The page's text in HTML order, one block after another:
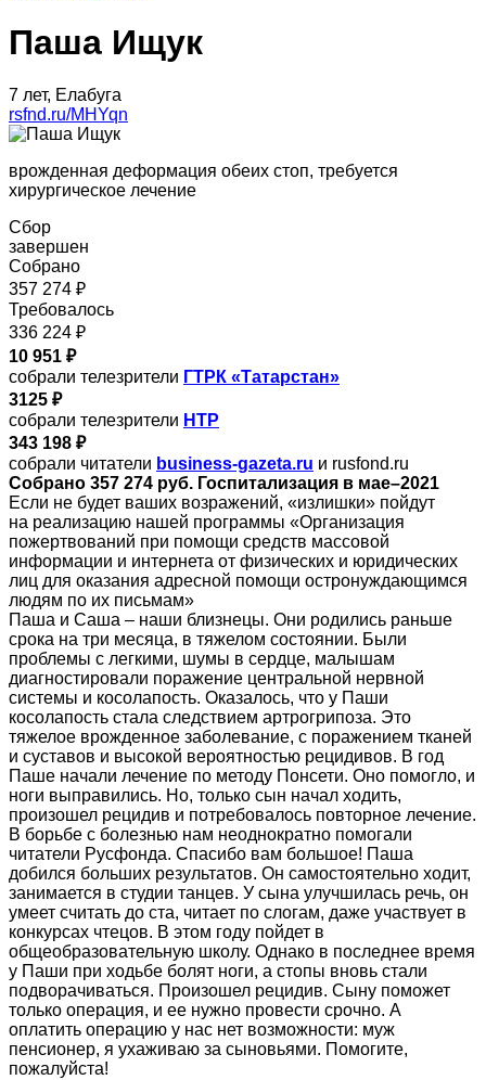
Паша Ищук
7 лет, Елабуга
rsfnd.ru/MHYqn
врожденная деформация обеих стоп, требуется
хирургическое лечение
Сбор
завершен
Собрано
357 274 ₽
Требовалось
336 224 ₽
10 951 ₽
собрали телезрители ГТРК «Татарстан»
3125 ₽
собрали телезрители НТР
343 198 ₽
собрали читатели business-gazeta.ru и rusfond.ru
Собрано 357 274 руб. Госпитализация в мае–2021
Если не будет ваших возражений, «излишки» пойдут
на реализацию нашей программы «Организация
пожертвований при помощи средств массовой
информации и интернета от физических и юридических
лиц для оказания адресной помощи остронуждающимся
людям по их письмам»
Паша и Саша – наши близнецы. Они родились раньше
срока на три месяца, в тяжелом состоянии. Были
проблемы с легкими, шумы в сердце, малышам
диагностировали поражение центральной нервной
системы и косолапость. Оказалось, что у Паши
косолапость стала следствием артрогрипоза. Это
тяжелое врожденное заболевание, с поражением тканей
и суставов и высокой вероятностью рецидивов. В год
Паше начали лечение по методу Понсети. Оно помогло, и
ноги выправились. Но, только сын начал ходить,
произошел рецидив и потребовалось повторное лечение.
В борьбе с болезнью нам неоднократно помогали
читатели Русфонда. Спасибо вам большое! Паша
добился больших результатов. Он самостоятельно ходит,
занимается в студии танцев. У сына улучшилась речь, он
умеет считать до ста, читает по слогам, даже участвует в
конкурсах чтецов. В этом году пойдет в
общеобразовательную школу. Однако в последнее время
у Паши при ходьбе болят ноги, а стопы вновь стали
подворачиваться. Произошел рецидив. Сыну поможет
только операция, и ее нужно провести срочно. А
оплатить операцию у нас нет возможности: муж
пенсионер, я ухаживаю за сыновьями. Помогите,
пожалуйста!